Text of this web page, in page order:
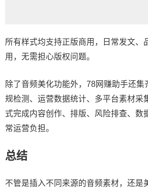
所有样式均支持正版商用，日常发文、
用，无需担心版权问题。
除了音频美化功能外，78网赚助手还集
规检测、运营数据统计、多平台素材采
式完成内容创作、排版、风险排查、数
常运营负担。
总结
不管是插入不同来源的音频素材，还是